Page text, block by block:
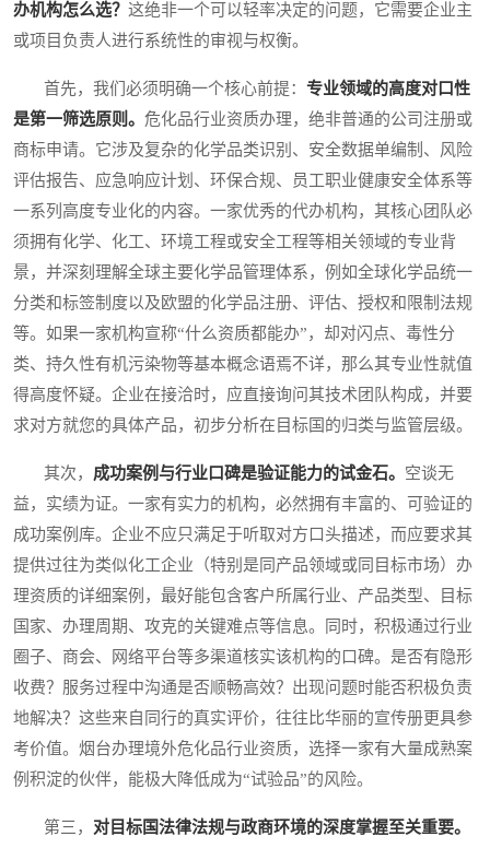
办机构怎么选？ 这绝非一个可以轻率决定的问题，它需要企业主
或项目负责人进行系统性的审视与权衡。
首先，我们必须明确一个核心前提： 专业领域的高度对口性
是第一筛选原则。 危化品行业资质办理，绝非普通的公司注册或
商标申请。它涉及复杂的化学品类识别、安全数据单编制、风险
评估报告、应急响应计划、环保合规、员工职业健康安全体系等
一系列高度专业化的内容。一家优秀的代办机构，其核心团队必
须拥有化学、化工、环境工程或安全工程等相关领域的专业背
景，并深刻理解全球主要化学品管理体系，例如全球化学品统一
分类和标签制度以及欧盟的化学品注册、评估、授权和限制法规
等。如果一家机构宣称“什么资质都能办”，却对闪点、毒性分
类、持久性有机污染物等基本概念语焉不详，那么其专业性就值
得高度怀疑。企业在接洽时，应直接询问其技术团队构成，并要
求对方就您的具体产品，初步分析在目标国的归类与监管层级。
其次， 成功案例与行业口碑是验证能力的试金石。 空谈无
益，实绩为证。一家有实力的机构，必然拥有丰富的、可验证的
成功案例库。企业不应只满足于听取对方口头描述，而应要求其
提供过往为类似化工企业（特别是同产品领域或同目标市场）办
理资质的详细案例，最好能包含客户所属行业、产品类型、目标
国家、办理周期、攻克的关键难点等信息。同时，积极通过行业
圈子、商会、网络平台等多渠道核实该机构的口碑。是否有隐形
收费？服务过程中沟通是否顺畅高效？出现问题时能否积极负责
地解决？这些来自同行的真实评价，往往比华丽的宣传册更具参
考价值。烟台办理境外危化品行业资质，选择一家有大量成熟案
例积淀的伙伴，能极大降低成为“试验品”的风险。
第三， 对目标国法律法规与政商环境的深度掌握至关重要。